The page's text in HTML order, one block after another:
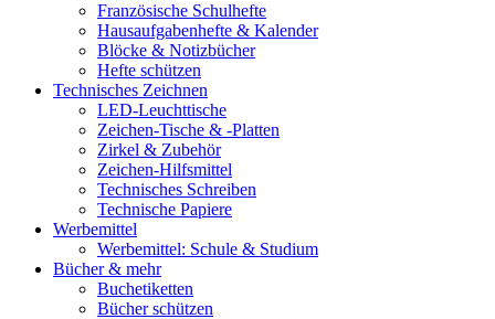
Französische Schulhefte
Hausaufgabenhefte & Kalender
Blöcke & Notizbücher
Hefte schützen
Technisches Zeichnen
LED-Leuchttische
Zeichen-Tische & -Platten
Zirkel & Zubehör
Zeichen-Hilfsmittel
Technisches Schreiben
Technische Papiere
Werbemittel
Werbemittel: Schule & Studium
Bücher & mehr
Buchetiketten
Bücher schützen